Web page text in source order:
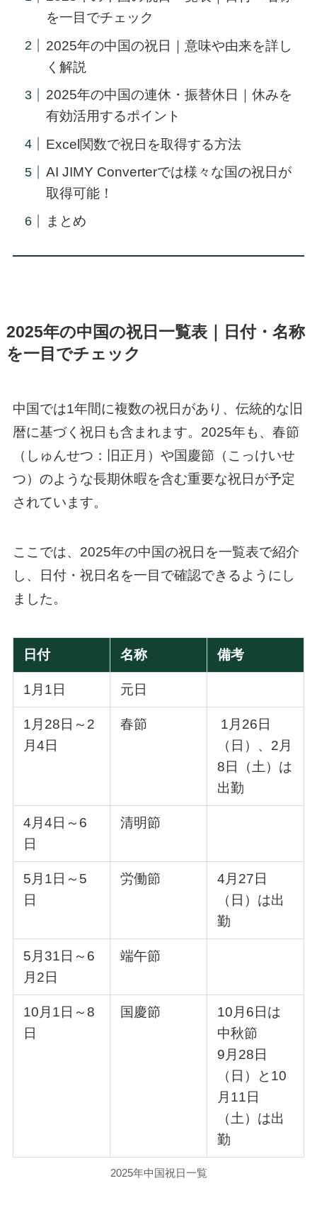
を一目でチェック
2025年の中国の祝日｜意味や由来を詳し
く解説
2025年の中国の連休・振替休日｜休みを
有効活用するポイント
Excel関数で祝日を取得する方法
AI JIMY Converterでは様々な国の祝日が
取得可能！
まとめ
2025年の中国の祝日一覧表｜日付・名称
を一目でチェック
中国では1年間に複数の祝日があり、伝統的な旧
暦に基づく祝日も含まれます。2025年も、春節
（しゅんせつ：旧正月）や国慶節（こっけいせ
つ）のような長期休暇を含む重要な祝日が予定
されています。
ここでは、2025年の中国の祝日を一覧表で紹介
し、日付・祝日名を一目で確認できるようにし
ました。
日付 名称 備考
1月1日 元日
1月28日～2
月4日
春節
1月26日
（日）、2月
8日（土）は
出勤
4月4日～6
日
清明節
5月1日～5
日
労働節
4月27日
（日）は出
勤
5月31日～6
月2日
端午節
10月1日～8
日
国慶節
10月6日は
中秋節
9月28日
（日）と10
月11日
（土）は出
勤
2025年中国祝日一覧